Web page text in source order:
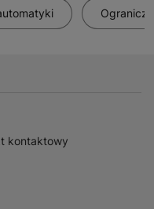
kontaktowy